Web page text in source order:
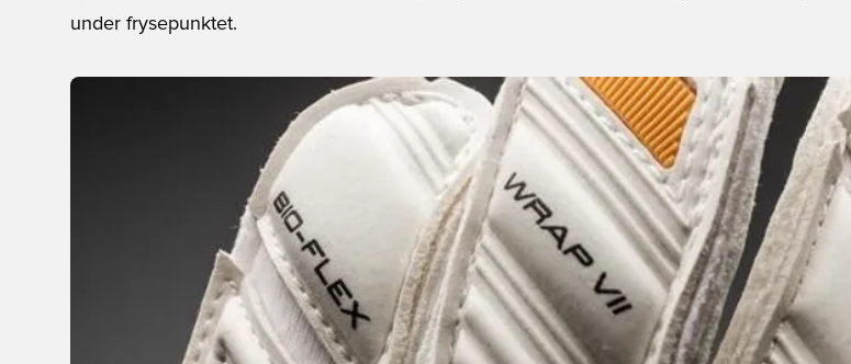
under frysepunktet.